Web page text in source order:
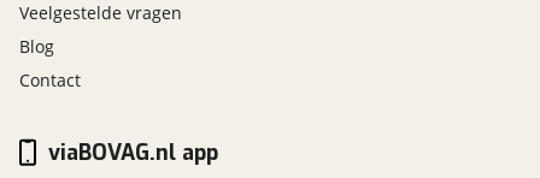
Veelgestelde vragen
Blog
Contact
viaBOVAG.nl app